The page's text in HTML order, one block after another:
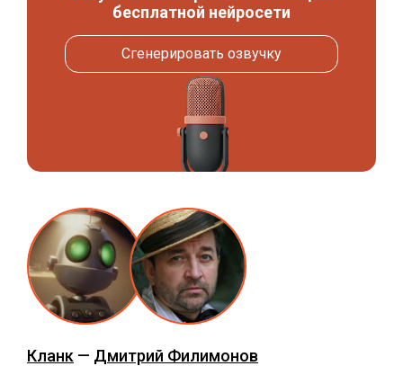
бесплатной нейросети
Сгенерировать озвучку
Кланк — Дмитрий Филимонов